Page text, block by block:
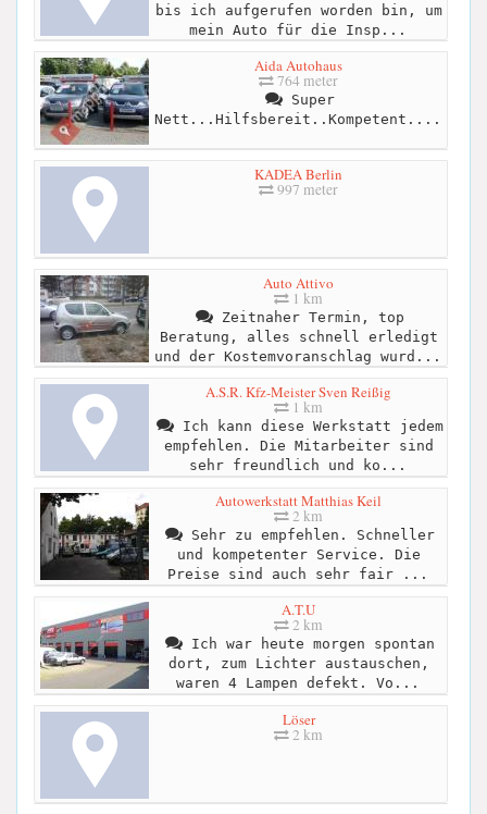
bis ich aufgerufen worden bin, um
mein Auto für die Insp...
Aida Autohaus
764 meter
Super
Nett...Hilfsbereit..Kompetent....
KADEA Berlin
997 meter
Auto Attivo
1 km
Zeitnaher Termin, top
Beratung, alles schnell erledigt
und der Kostemvoranschlag wurd...
A.S.R. Kfz-Meister Sven Reißig
1 km
Ich kann diese Werkstatt jedem
empfehlen. Die Mitarbeiter sind
sehr freundlich und ko...
Autowerkstatt Matthias Keil
2 km
Sehr zu empfehlen. Schneller
und kompetenter Service. Die
Preise sind auch sehr fair ...
A.T.U
2 km
Ich war heute morgen spontan
dort, zum Lichter austauschen,
waren 4 Lampen defekt. Vo...
Löser
2 km